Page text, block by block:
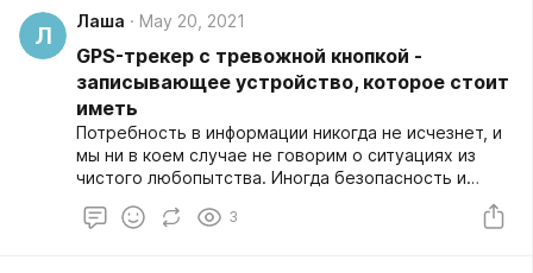
Л
Лаша May 20, 2021
GPS-трекер с тревожной кнопкой -
записывающее устройство, которое стоит
иметь
Потребность в информации никогда не исчезнет, ​​и
мы ни в коем случае не говорим о ситуациях из
чистого любопытства. Иногда безопасность и
направляют нас и требуют от нас покупки
3